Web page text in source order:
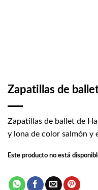
Zapatillas de
Zapatillas de ballet de
y lona de color salmón y
Este producto no está